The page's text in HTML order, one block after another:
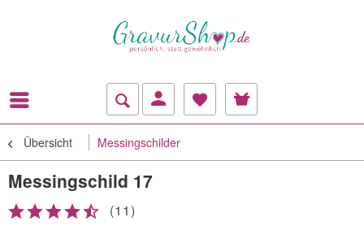
Übersicht Messingschilder
Messingschild 17
(11)